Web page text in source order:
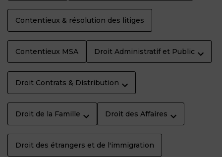
Contentieux & résolution des litiges
Contentieux MSA Droit Administratif et Public
Droit Contrats & Distribution
Droit de la Famille Droit des Affaires
Droit des étrangers et de l'immigration